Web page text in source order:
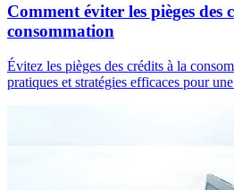
Comment éviter les pièges des
consommation
Évitez les pièges des crédits à la
pratiques et stratégies efficaces pour